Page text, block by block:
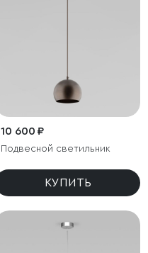
10 600 ₽
Подвесной светильник
КУПИТЬ